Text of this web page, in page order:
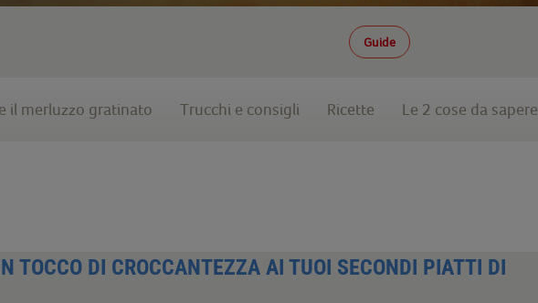
Guide
il merluzzo gratinato Trucchi e consigli Ricette Le 2 cose da sapere
TOCCO DI CROCCANTEZZA AI TUOI SECONDI PIATTI DI